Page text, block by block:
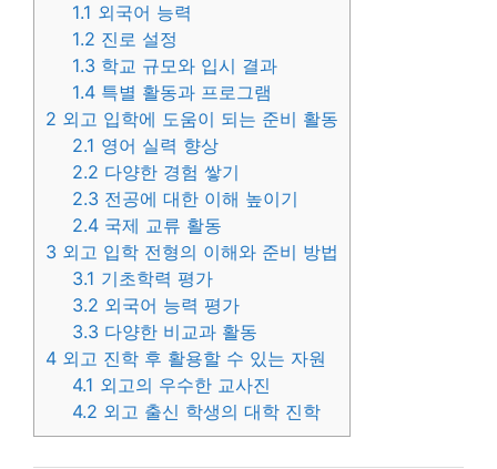
1.1 외국어 능력
1.2 진로 설정
1.3 학교 규모와 입시 결과
1.4 특별 활동과 프로그램
2 외고 입학에 도움이 되는 준비 활동
2.1 영어 실력 향상
2.2 다양한 경험 쌓기
2.3 전공에 대한 이해 높이기
2.4 국제 교류 활동
3 외고 입학 전형의 이해와 준비 방법
3.1 기초학력 평가
3.2 외국어 능력 평가
3.3 다양한 비교과 활동
4 외고 진학 후 활용할 수 있는 자원
4.1 외고의 우수한 교사진
4.2 외고 출신 학생의 대학 진학